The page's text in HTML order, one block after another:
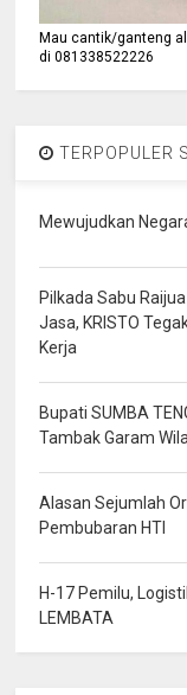
Mau cantik/ganteng
di 081338522226
TERPOPULER
Mewujudkan
Pilkada Sabu
Jasa, KRISTO
Kerja
Bupati SUMBA
Tambak Garam
Alasan Sejumlah
Pembubaran HTI
H-17 Pemilu,
LEMBATA